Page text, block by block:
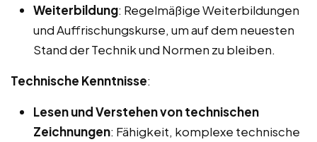
Weiterbildung: Regelmäßige Weiterbildungen
und Auffrischungskurse, um auf dem neuesten
Stand der Technik und Normen zu bleiben.
Technische Kenntnisse:
Lesen und Verstehen von technischen
Zeichnungen: Fähigkeit, komplexe technische